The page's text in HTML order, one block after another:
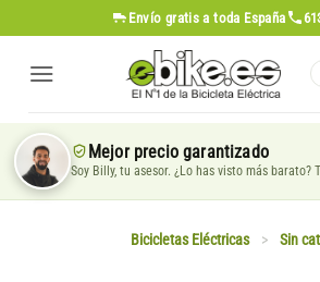
al
contenido
Envío gratis a toda España
Mejor precio garantizado
Soy Billy, tu asesor. ¿Lo has visto más barato?
Bicicletas Eléctricas > Sin